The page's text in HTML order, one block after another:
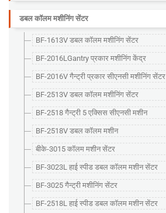
डबल कॉलम मशीनिंग सेंटर
BF-1613V डबल कॉलम मशीनिंग सेंटर
BF-2016LGantry प्रकार मशीनिंग केंद्र
BF-2016V गैन्ट्री प्रकार सीएनसी मशीनिंग सेंटर
BF-2513V डबल कॉलम मशीनिंग सेंटर
BF-2518 गैन्ट्री 5 एक्सिस सीएनसी मशीन
BF-2518V डबल कॉलम मशीन
बीके-3015 कॉलम मशीन सेंटर
BF-3023L हाई स्पीड डबल कॉलम मशीन सेंटर
BF-3025 गैन्ट्री मशीनिंग सेंटर
BF-2518L हाई स्पीड डबल कॉलम मशीन सेंटर